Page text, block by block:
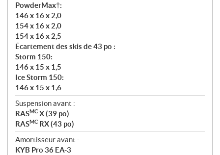
PowderMax†:
146 x 16 x 2,0
154 x 16 x 2,0
154 x 16 x 2,5
Écartement des skis de 43 po :
Storm 150:
146 x 15 x 1,5
Ice Storm 150:
146 x 15 x 1,6
Suspension avant :
RASMC X (39 po)
RASMC RX (43 po)
Amortisseur avant :
KYB Pro 36 EA-3